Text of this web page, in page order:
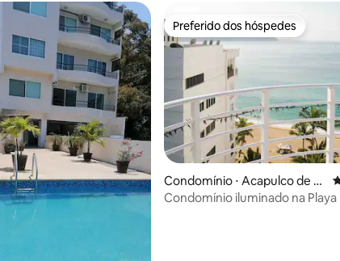
de 5, 37 avaliações
Preferido dos hóspedes
Preferido dos hóspedes
Condomínio ⋅ Acapulco de J
uárez
Condomínio iluminado na Playa